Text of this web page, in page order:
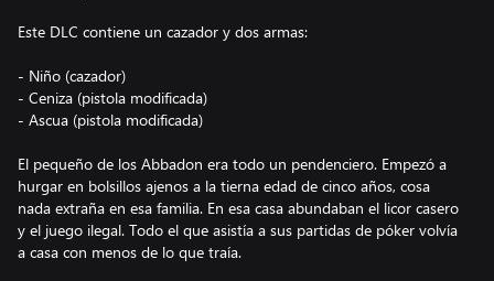
Este DLC contiene un cazador y dos armas:
- Niño (cazador)
- Ceniza (pistola modificada)
- Ascua (pistola modificada)
El pequeño de los Abbadon era todo un pendenciero. Empezó a
hurgar en bolsillos ajenos a la tierna edad de cinco años, cosa
nada extraña en esa familia. En esa casa abundaban el licor casero
y el juego ilegal. Todo el que asistía a sus partidas de póker volvía
a casa con menos de lo que traía.